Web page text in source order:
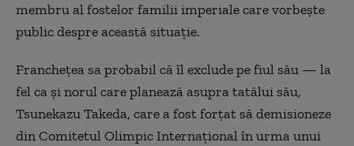
membru al fostelor familii imperiale care vorbește
public despre această situație.
Franchețea sa probabil că îl exclude pe fiul său — la
fel ca și norul care planează asupra tatălui său,
Tsunekazu Takeda, care a fost forțat să demisioneze
din Comitetul Olimpic Internațional în urma unui